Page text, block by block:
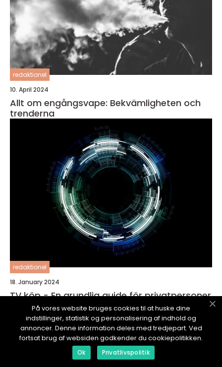
redaktionel
10. April 2024
Allt om engångsvape: Bekvämligheten och
trenderna
redaktionel
18. January 2024
TV köp - En grundlig guide för privatpersoner
På vores website bruges cookies til at huske dine
indstillinger, statistik og personalisering af indhold og
annoncer. Denne information deles med tredjepart. Ved
fortsat brug af websiden godkender du cookiepolitikken.
Ok Privatlivspolitik